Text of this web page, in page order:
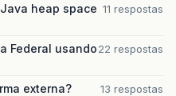
heap space 11 respostas
Federal usando22 respostas
externa?
13 respostas